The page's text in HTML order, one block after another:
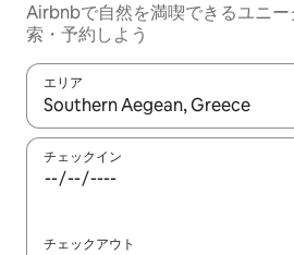
Airbnbで自然を満喫できるユニ
索・予約しよう
エリア
検索結果が表示されたら、上下の
チェックイン
チェックアウト